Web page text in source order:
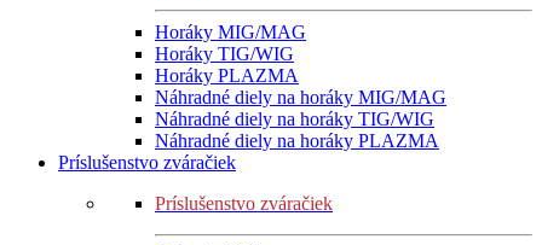
Horáky MIG/MAG
Horáky TIG/WIG
Horáky PLAZMA
Náhradné diely na horáky MIG/MAG
Náhradné diely na horáky TIG/WIG
Náhradné diely na horáky PLAZMA
Príslušenstvo zváračiek
Príslušenstvo zváračiek